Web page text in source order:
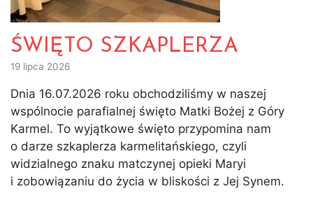
ŚWIĘTO SZKAPLERZA
19 lipca 2026
Dnia 16.07.2026 roku obchodziliśmy w naszej
wspólnocie parafialnej święto Matki Bożej z Góry
Karmel. To wyjątkowe święto przypomina nam
o darze szkaplerza karmelitańskiego, czyli
widzialnego znaku matczynej opieki Maryi
i zobowiązaniu do życia w bliskości z Jej Synem.